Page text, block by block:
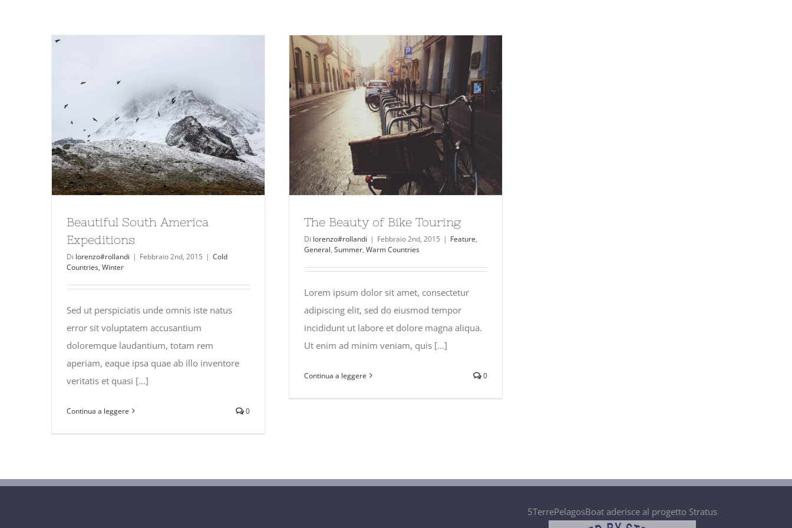
Beautiful South America
Expeditions
Di lorenzo#rollandi | Febbraio 2nd, 2015 | Cold
Countries, Winter
Sed ut perspiciatis unde omnis iste natus
error sit voluptatem accusantium
doloremque laudantium, totam rem
aperiam, eaque ipsa quae ab illo inventore
veritatis et quasi [...]
Continua a leggere 0
The Beauty of Bike Touring
Di lorenzo#rollandi | Febbraio 2nd, 2015 | Feature,
General, Summer, Warm Countries
Lorem ipsum dolor sit amet, consectetur
adipiscing elit, sed do eiusmod tempor
incididunt ut labore et dolore magna aliqua.
Ut enim ad minim veniam, quis [...]
Continua a leggere 0
5TerrePelagosBoat aderisce al progetto Stratus